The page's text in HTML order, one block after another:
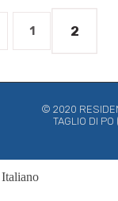
1
2
© 2020
TAGLIO DI
Italiano